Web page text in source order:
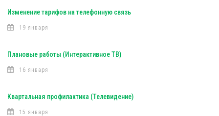
Изменение тарифов на телефонную связь
19 января
Плановые работы (Интерактивное ТВ)
16 января
Квартальная профилактика (Телевидение)
15 января